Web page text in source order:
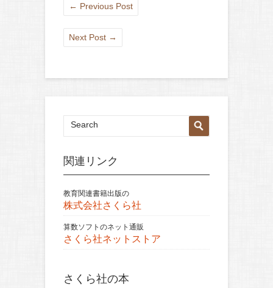
← Previous Post
Next Post →
関連リンク
教育関連書籍出版の
株式会社さくら社
算数ソフトのネット通販
さくら社ネットストア
さくら社の本